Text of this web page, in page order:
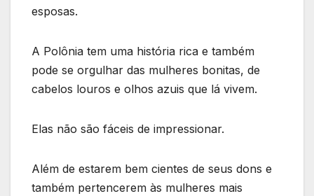
esposas.
A Polônia tem uma história rica e também
pode se orgulhar das mulheres bonitas, de
cabelos louros e olhos azuis que lá vivem.
Elas não são fáceis de impressionar.
Além de estarem bem cientes de seus dons e
também pertencerem às mulheres mais